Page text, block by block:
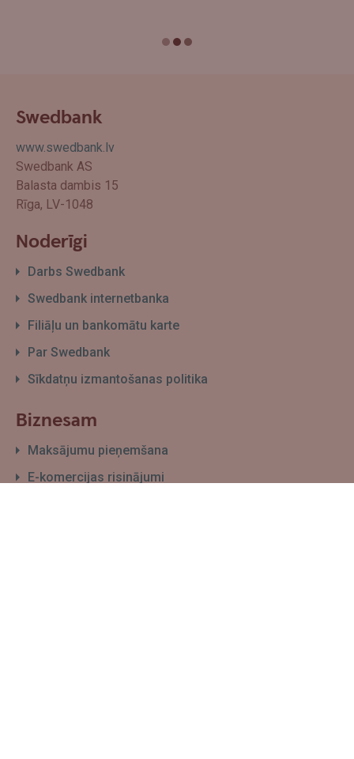
Swedbank
www.swedbank.lv
Swedbank AS
Balasta dambis 15
Rīga, LV-1048
Noderīgi
Darbs Swedbank
Swedbank internetbanka
Filiāļu un bankomātu karte
Par Swedbank
Sīkdatņu izmantošanas politika
Biznesam
Maksājumu pieņemšana
E-komercijas risinājumi